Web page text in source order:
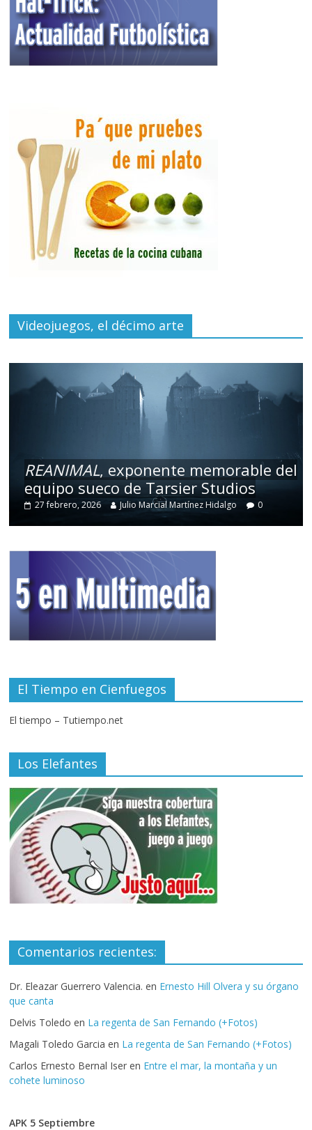
Videojuegos, el décimo arte
REANIMAL, exponente memorable del
equipo sueco de Tarsier Studios
27 febrero, 2026 Julio Marcial Martínez Hidalgo 0
El Tiempo en Cienfuegos
El tiempo – Tutiempo.net
Los Elefantes
Comentarios recientes:
Dr. Eleazar Guerrero Valencia. en Ernesto Hill Olvera y su órgano
que canta
Delvis Toledo en La regenta de San Fernando (+Fotos)
Magali Toledo Garcia en La regenta de San Fernando (+Fotos)
Carlos Ernesto Bernal Iser en Entre el mar, la montaña y un
cohete luminoso
APK 5 Septiembre